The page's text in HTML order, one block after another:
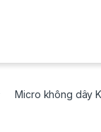
Micro không dây